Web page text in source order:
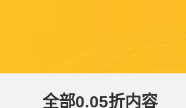
全部0.05折内容